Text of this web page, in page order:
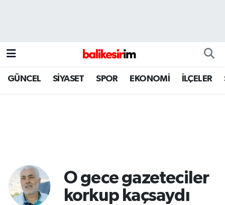
GÜNCEL SİYASET SPOR EKONOMİ İLÇELER
O gece gazeteciler
korkup kaçsaydı